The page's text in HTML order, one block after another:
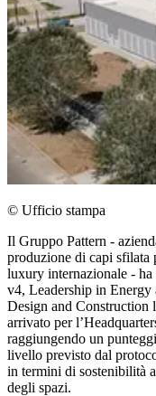
© Ufficio stampa
Il Gruppo Pattern -
produzione di capi sfilata
luxury internazionale -
v4, Leadership in
Design and Construction
arrivato per
raggiungendo un
livello previsto dal
in termini di sostenibilità
degli spazi.